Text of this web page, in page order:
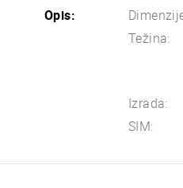
Opis:
Težina:
Izrada:
SIM: